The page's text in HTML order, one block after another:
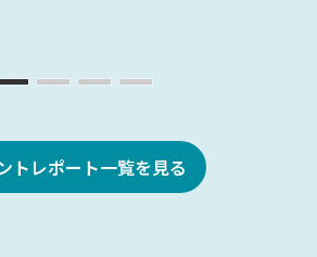
トレポート一覧を見る